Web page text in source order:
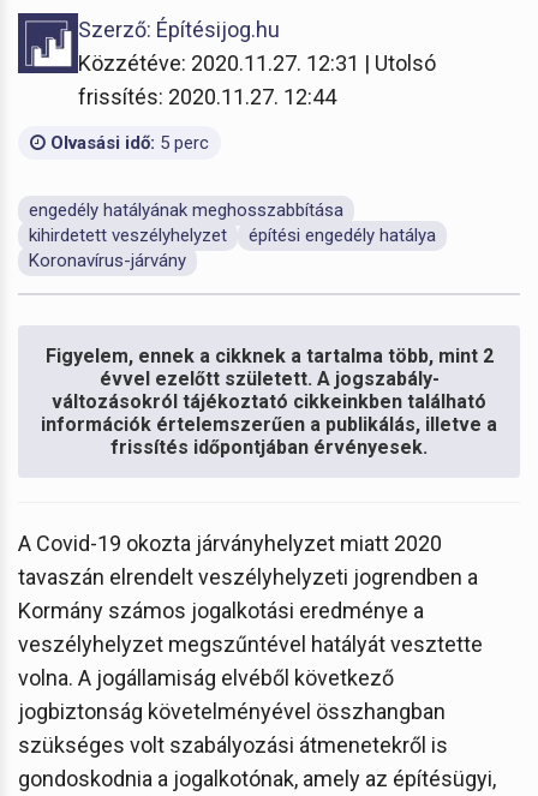
Szerző: Építésijog.hu
Közzétéve: 2020.11.27. 12:31 | Utolsó
frissítés: 2020.11.27. 12:44
Olvasási idő: 5 perc
engedély hatályának meghosszabbítása
kihirdetett veszélyhelyzet
építési engedély hatálya
Koronavírus-járvány
Figyelem, ennek a cikknek a tartalma több, mint 2
évvel ezelőtt született. A jogszabály-
változásokról tájékoztató cikkeinkben található
információk értelemszerűen a publikálás, illetve a
frissítés időpontjában érvényesek.
A Covid-19 okozta járványhelyzet miatt 2020
tavaszán elrendelt veszélyhelyzeti jogrendben a
Kormány számos jogalkotási eredménye a
veszélyhelyzet megszűntével hatályát vesztette
volna. A jogállamiság elvéből következő
jogbiztonság követelményével összhangban
szükséges volt szabályozási átmenetekről is
gondoskodnia a jogalkotónak, amely az építésügyi,